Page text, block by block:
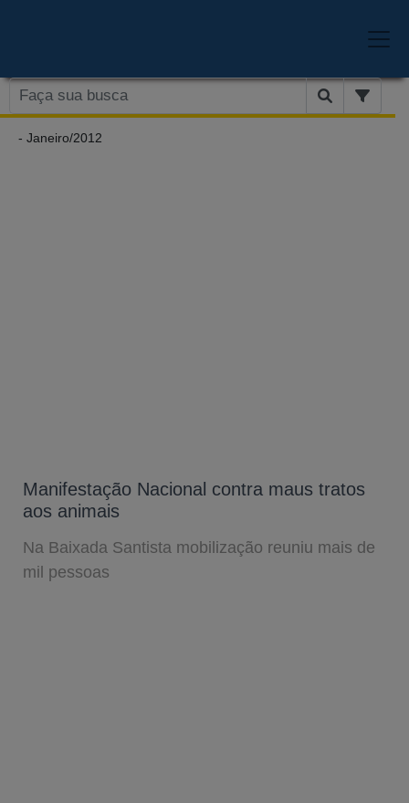
- Janeiro/2012
Manifestação Nacional contra maus tratos
aos animais
Na Baixada Santista mobilização reuniu mais de
mil pessoas